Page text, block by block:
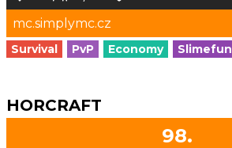
mc.simplymc.cz
Survival PvP Economy Slimefun
HORCRAFT
98.